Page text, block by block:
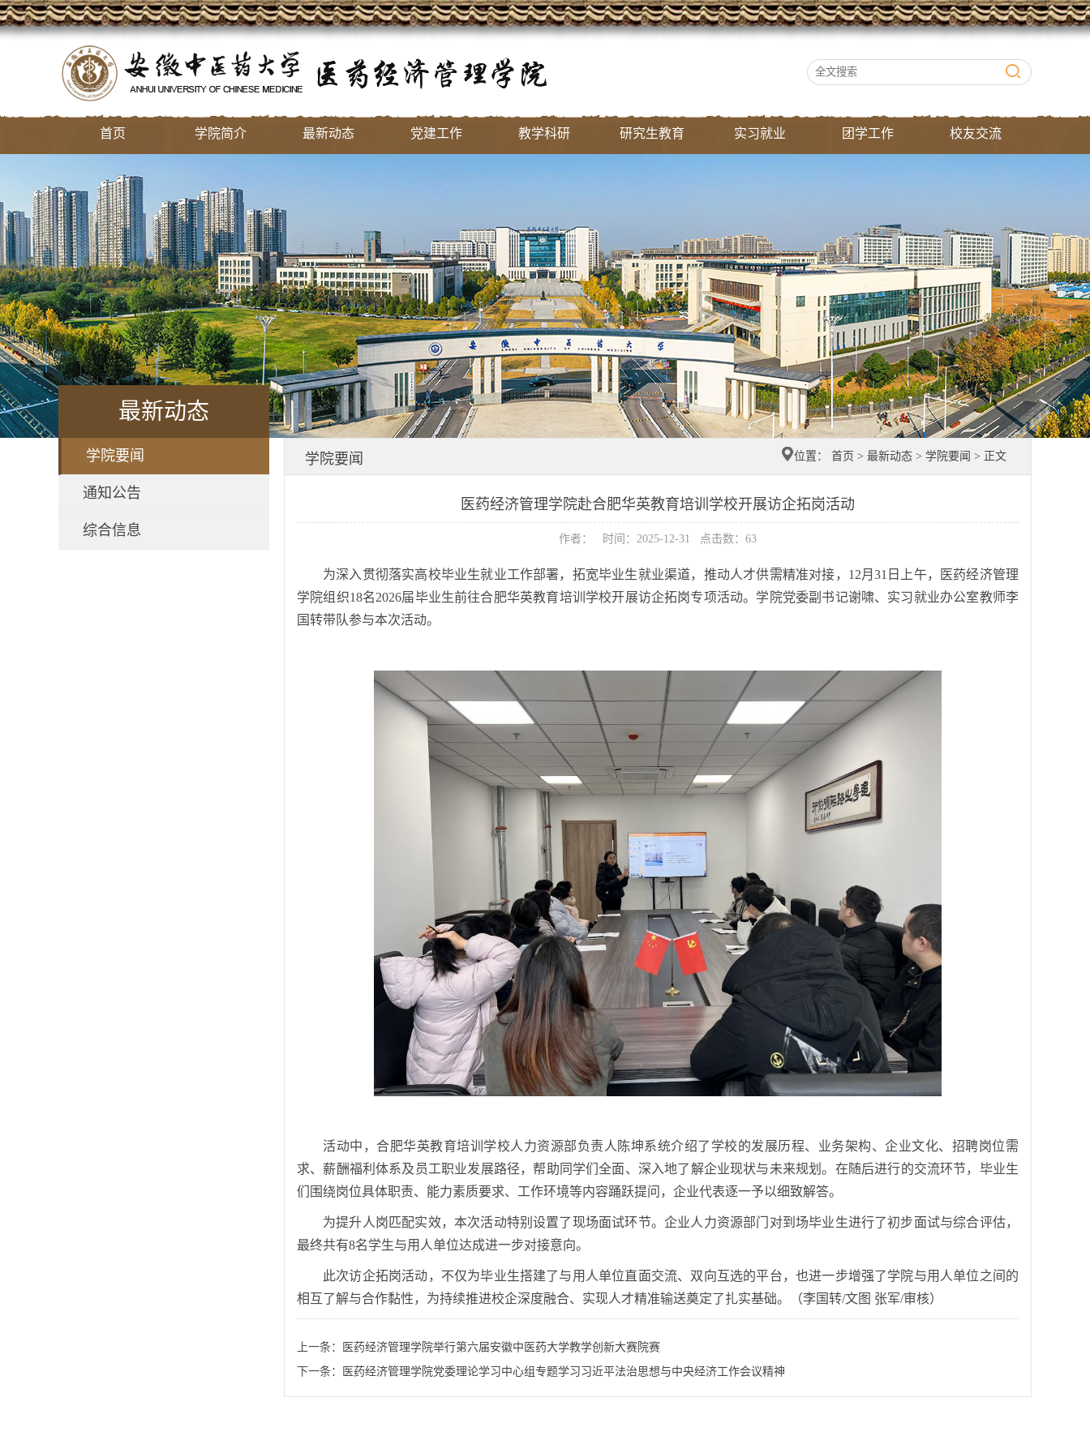
首页 学院简介 最新动态 党建工作 教学科研 研究生教育 实习就业 团学工作 校友交流
最新动态
学院要闻
通知公告
综合信息
学院要闻 位置： 首页 > 最新动态 > 学院要闻 > 正文
医药经济管理学院赴合肥华英教育培训学校开展访企拓岗活动
作者： 时间：2025-12-31 点击数： 63
为深入贯彻落实高校毕业生就业工作部署，拓宽毕业生就业渠道，推动人才供需精准对接，12月31日上午，医药经济管理
学院组织18名2026届毕业生前往合肥华英教育培训学校开展访企拓岗专项活动。学院党委副书记谢啸、实习就业办公室教师李
国转带队参与本次活动。
活动中，合肥华英教育培训学校人力资源部负责人陈坤系统介绍了学校的发展历程、业务架构、企业文化、招聘岗位需
求、薪酬福利体系及员工职业发展路径，帮助同学们全面、深入地了解企业现状与未来规划。在随后进行的交流环节，毕业生
们围绕岗位具体职责、能力素质要求、工作环境等内容踊跃提问，企业代表逐一予以细致解答。
为提升人岗匹配实效，本次活动特别设置了现场面试环节。企业人力资源部门对到场毕业生进行了初步面试与综合评估，
最终共有8名学生与用人单位达成进一步对接意向。
此次访企拓岗活动，不仅为毕业生搭建了与用人单位直面交流、双向互选的平台，也进一步增强了学院与用人单位之间的
相互了解与合作黏性，为持续推进校企深度融合、实现人才精准输送奠定了扎实基础。（李国转/文图 张军/审核）
上一条：
医药经济管理学院举行第六届安徽中医药大学教学创新大赛院赛
下一条：
医药经济管理学院党委理论学习中心组专题学习习近平法治思想与中央经济工作会议精神